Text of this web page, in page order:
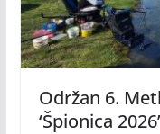
Održan 6.
‘Špionica 2026’